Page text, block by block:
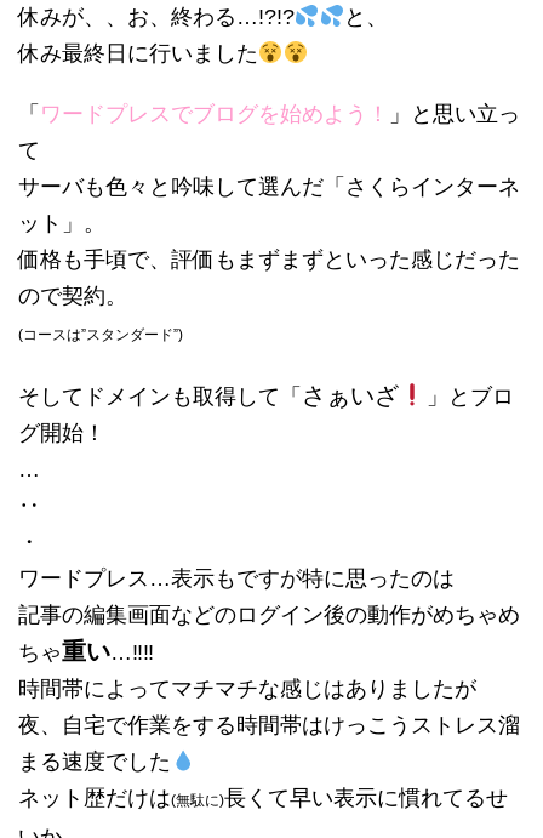
休みが、、お、終わる…!?!?
と、
休み最終日に行いました
「 ワードプレスでブログを始めよう！
」と思い立っ
て
サーバも色々と吟味して選んだ「さくらインターネ
ット」。
価格も手頃で、評価もまずまずといった感じだった
ので契約。
(コースは”スタンダード”)
そしてドメインも取得して「 さぁいざ
」とブロ
グ開始！
…
‥
・
ワードプレス…表示もですが特に思ったのは
記事の編集画面などのログイン後の動作がめちゃめ
ちゃ重い…‼‼
時間帯によってマチマチな感じはありましたが
夜、自宅で作業をする時間帯はけっこうストレス溜
まる速度でした
ネット歴だけは(無駄に)長くて早い表示に慣れてるせ